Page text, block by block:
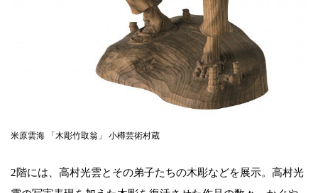
米原雲海 「木彫竹取翁」 小樽芸術村蔵
2階には、高村光雲とその弟子たちの木彫などを展示。高村光